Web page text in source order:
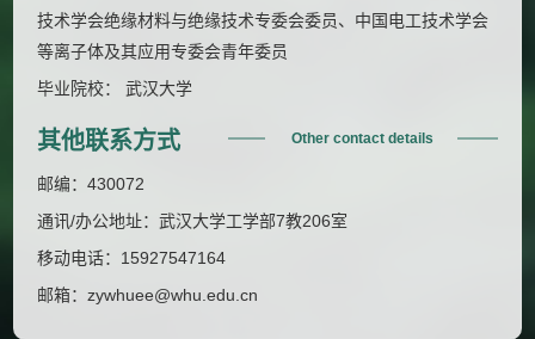
技术学会绝缘材料与绝缘技术专委会委员、中国电工技术学会
等离子体及其应用专委会青年委员
毕业院校： 武汉大学
其他联系方式 Other contact details
邮编：430072
通讯/办公地址：武汉大学工学部7教206室
移动电话： 15927547164
邮箱：zywhuee@whu.edu.cn